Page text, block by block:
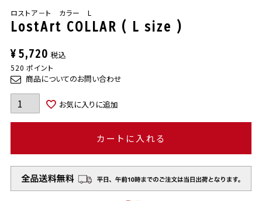
ロストア－ト カラー L
LostArt COLLAR ( L size )
¥ 5,720 税込
520 ポイント
商品についてのお問い合わせ
お気に入りに追加
カートに入れる